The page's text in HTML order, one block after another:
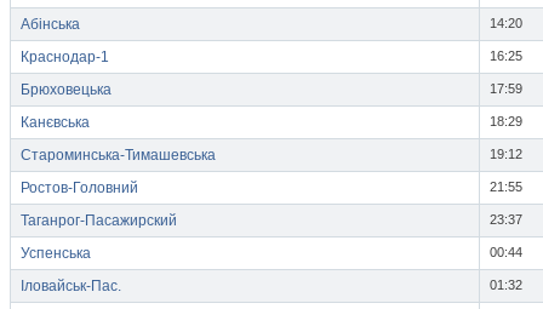
Абінська 14:20
Краснодар-1 16:25
Брюховецька 17:59
Канєвська 18:29
Староминська-Тимашевська 19:12
Ростов-Головний 21:55
Таганрог-Пасажирский 23:37
Успенська 00:44
Іловайськ-Пас. 01:32